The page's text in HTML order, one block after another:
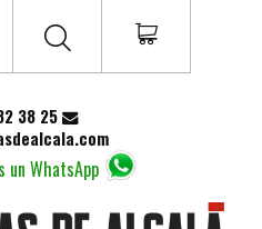
un WhatsApp
38 25